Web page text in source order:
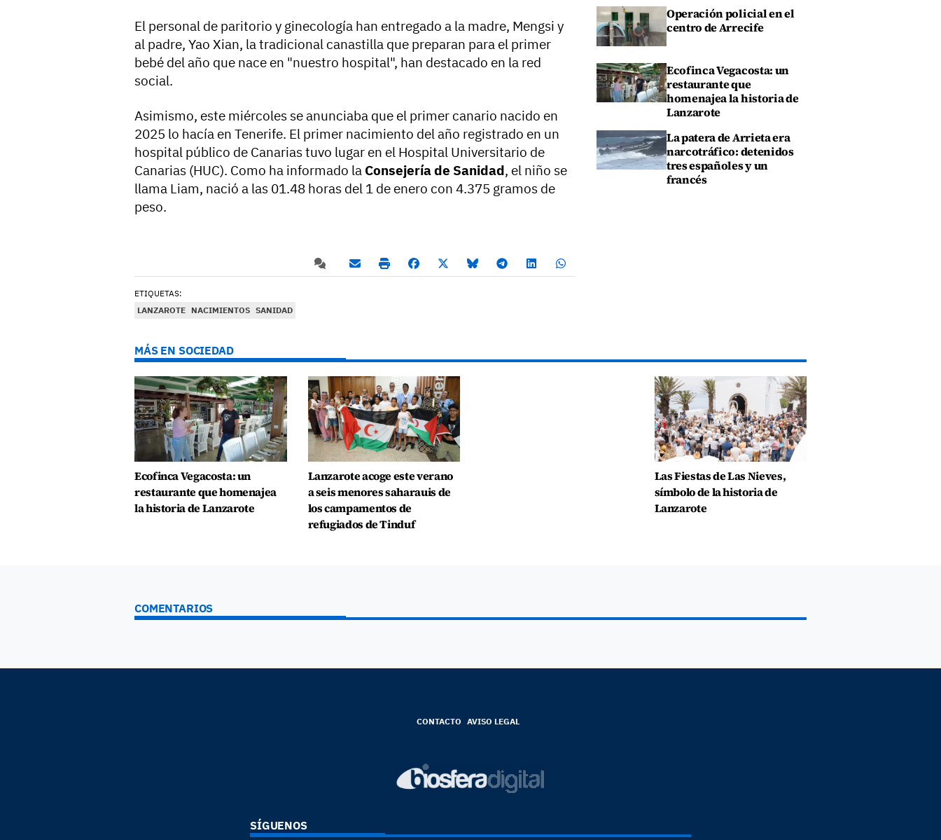
El personal de paritorio y ginecología han entregado a la madre, Mengsi y
al padre, Yao Xian, la tradicional canastilla que preparan para el primer
bebé del año que nace en "nuestro hospital", han destacado en la red
social.
Asimismo, este miércoles se anunciaba que el primer canario nacido en
2025 lo hacía en Tenerife. El primer nacimiento del año registrado en un
hospital público de Canarias tuvo lugar en el Hospital Universitario de
Canarias (HUC). Como ha informado la Consejería de Sanidad, el niño se
llama Liam, nació a las 01.48 horas del 1 de enero con 4.375 gramos de
peso.
ETIQUETAS:
LANZAROTE NACIMIENTOS SANIDAD
Operación policial en el
centro de Arrecife
Ecofinca Vegacosta: un
restaurante que
homenajea la historia de
Lanzarote
La patera de Arrieta era
narcotráfico: detenidos
tres españoles y un
francés
MÁS EN SOCIEDAD
Ecofinca Vegacosta: un
restaurante que homenajea
la historia de Lanzarote
Lanzarote acoge este verano
a seis menores saharauis de
los campamentos de
refugiados de Tinduf
Las Fiestas de Las Nieves,
símbolo de la historia de
Lanzarote
COMENTARIOS
CONTACTO AVISO LEGAL
SÍGUENOS